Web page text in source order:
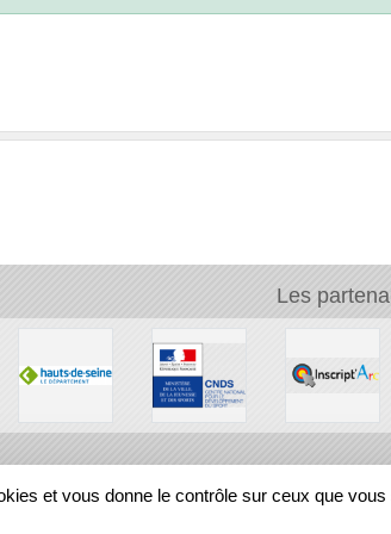
Les
et vous donne le contrôle sur ceux que